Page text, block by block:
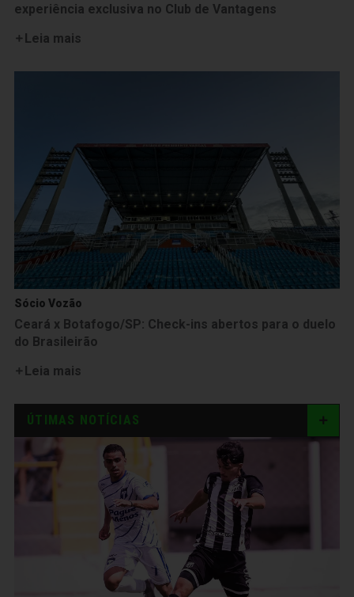
experiência exclusiva no Club de Vantagens
Leia mais
Sócio Vozão
Ceará x Botafogo/SP: Check-ins abertos para o duelo
do Brasileirão
Leia mais
ÚTIMAS NOTÍCIAS